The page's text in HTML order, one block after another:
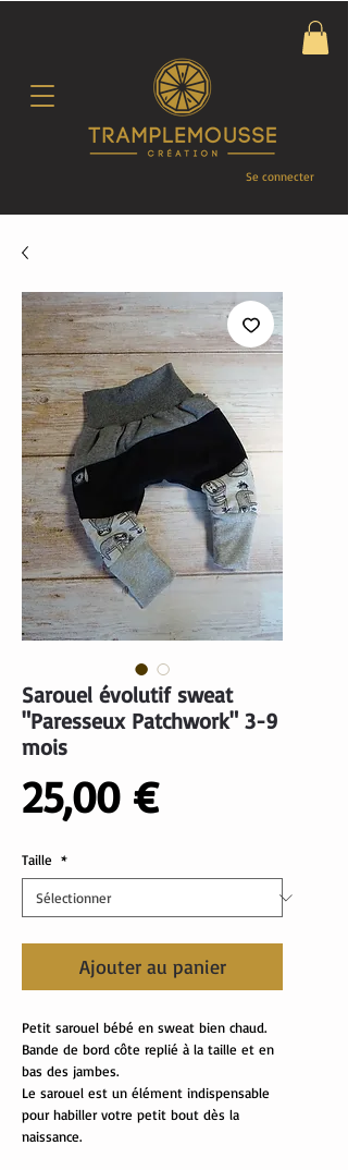
Se connecter
Sarouel évolutif sweat
"Paresseux Patchwork" 3-9
mois
25,00 €Prix
Taille *
Ajouter au panier
Petit sarouel bébé en sweat bien chaud.
Bande de bord côte replié à la taille et en
bas des jambes.
Le sarouel est un élément indispensable
pour habiller votre petit bout dès la
naissance.